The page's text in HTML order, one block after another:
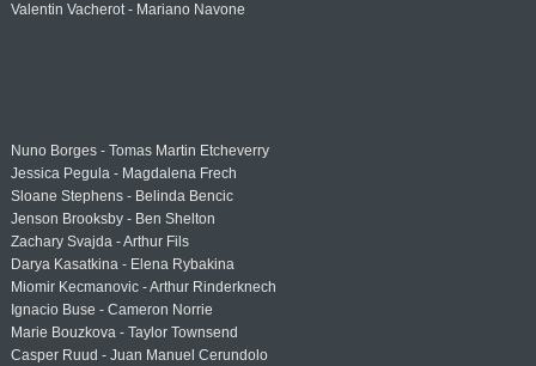
Valentin Vacherot - Mariano Navone
Nuno Borges - Tomas Martin Etcheverry
Jessica Pegula - Magdalena Frech
Sloane Stephens - Belinda Bencic
Jenson Brooksby - Ben Shelton
Zachary Svajda - Arthur Fils
Darya Kasatkina - Elena Rybakina
Miomir Kecmanovic - Arthur Rinderknech
Ignacio Buse - Cameron Norrie
Marie Bouzkova - Taylor Townsend
Casper Ruud - Juan Manuel Cerundolo